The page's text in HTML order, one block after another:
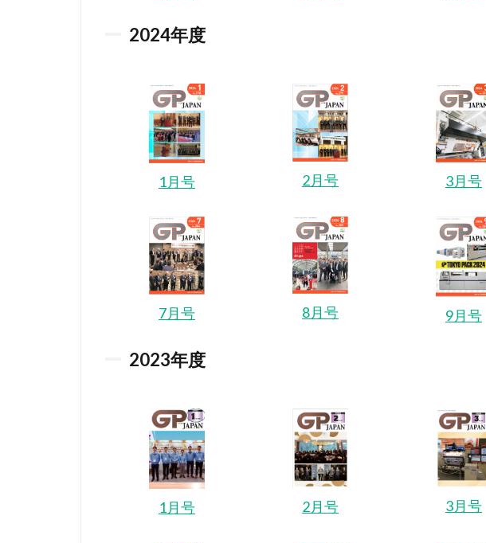
2024年度
1月号 2月号 3月号
7月号 8月号 9月号
2023年度
1月号 2月号 3月号